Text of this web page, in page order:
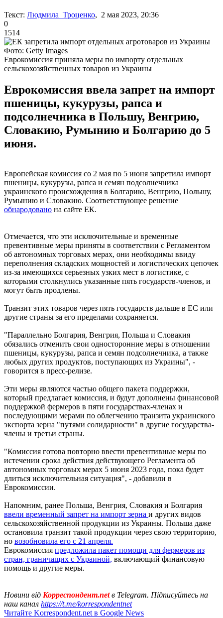
Текст: Людмила Троценко, 2 мая 2023, 20:36
0
1514
Фото: Getty Images
Еврокомиссия приняла меры по импорту отдельных
сельскохозяйственных товаров из Украины
Еврокомиссия ввела запрет на импорт
пшеницы, кукурузы, рапса и
подсолнечника в Польшу, Венгрию,
Словакию, Румынию и Болгарию до 5
июня.
Европейская комиссия со 2 мая по 5 июня запретила импорт
пшеницы, кукурузы, рапса и семян подсолнечника
украинского происхождения в Болгарию, Венгрию, Польшу,
Румынию и Словакию. Соответствующее решение
обнародовано на сайте ЕК.
Отмечается, что эти исключительные и временные
превентивные меры приняты в соответствии с Регламентом
об автономных торговых мерах, они необходимы ввиду
переполнения складских мощностей и логистических цепочек
из-за имеющихся серьезных узких мест в логистике, с
которыми столкнулись указанные пять государств-членов, и
могут быть продлены.
Транзит этих товаров через пять государств дальше в ЕС или
другие страны за его пределами сохраняется.
"Параллельно Болгария, Венгрия, Польша и Словакия
обязались отменить свои односторонние меры в отношении
пшеницы, кукурузы, рапса и семян подсолнечника, а также
любых других продуктов, поступающих из Украины", -
говорится в пресс-релизе.
Эти меры являются частью общего пакета поддержки,
который предлагает комиссия, и будут дополнены финансовой
поддержкой фермеров в пяти государствах-членах и
последующими мерами по облегчению транзита украинского
экспорта зерна "путями солидарности" в другие государства-
члены и третьи страны.
"Комиссия готова повторно ввести превентивные меры по
истечении срока действия действующего Регламента об
автономных торговых мерах 5 июня 2023 года, пока будет
длиться исключительная ситуация", - добавили в
Еврокомиссии.
Напомним, ранее Польша, Венгрия, Словакия и Болгария
ввели временный запрет на импорт зерна и других видов
сельскохозяйственной продукции из Украины. Польша даже
остановила транзит такой продукции через свою территорию,
но возобновила его с 21 апреля.
Еврокомиссия предложила пакет помощи для фермеров из
стран, граничащих с Украиной, включающий финансовую
помощь и другие меры.
Новини від Корреспондент.netв Telegram. Підписуйтесь на
наш канал https://t.me/korrespondentnet
Читайте Korrespondent.net в Google News